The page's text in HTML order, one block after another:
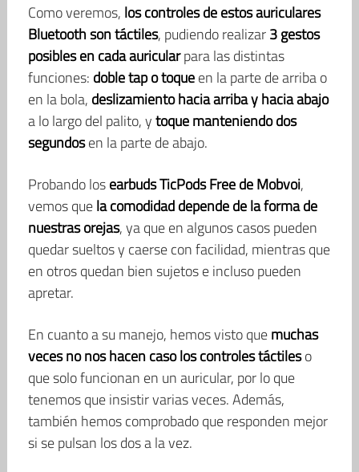
Como veremos, los controles de estos auriculares
Bluetooth son táctiles, pudiendo realizar3 gestos
posibles en cada auricularpara las distintas
funciones: doble tap o toqueen la parte de arriba o
en la bola, deslizamiento hacia arriba y hacia abajo
a lo largo del palito, ytoque manteniendo dos
segundosen la parte de abajo.
Probando losearbuds TicPods Free de Mobvoi,
vemos quela comodidad depende de la forma de
nuestras orejas, ya que en algunos casos pueden
quedar sueltos y caerse con facilidad, mientras que
en otros quedan bien sujetos e incluso pueden
apretar.
En cuanto a su manejo, hemos visto quemuchas
veces no nos hacen caso los controles táctileso
que solo funcionan en un auricular, por lo que
tenemos que insistir varias veces. Además,
también hemos comprobado que responden mejor
si se pulsan los dos a la vez.